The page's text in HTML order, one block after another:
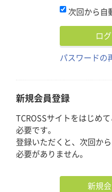
次回から自
パスワードの
新規会員登録
TCROSSサイトをはじめ
必要です。
登録いただくと、次回か
必要がありません。
新規